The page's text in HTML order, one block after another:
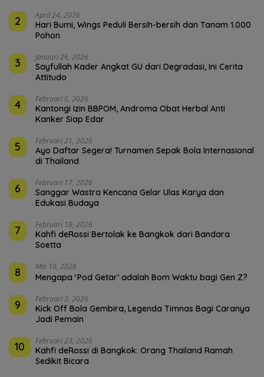
2 April 24, 2026
Hari Bumi, Wings Peduli Bersih-bersih dan Tanam 1.000
Pohon
3 Januari 26, 2026
Sayfullah Kader Angkat GU dari Degradasi, Ini Cerita
Attitudo
4 Februari 6, 2026
Kantongi Izin BBPOM, Androma Obat Herbal Anti
Kanker Siap Edar
5 Februari 21, 2026
Ayo Daftar Segera! Turnamen Sepak Bola Internasional
di Thailand
6 Februari 17, 2026
Sanggar Wastra Kencana Gelar Ulas Karya dan
Edukasi Budaya
7 Februari 18, 2026
Kahfi deRossi Bertolak ke Bangkok dari Bandara
Soetta
8 Mei 19, 2026
Mengapa ‘Pod Getar’ adalah Bom Waktu bagi Gen Z?
9 Februari 3, 2026
Kick Off Bola Gembira, Legenda Timnas Bagi Caranya
Jadi Pemain
10 Februari 23, 2026
Kahfi deRossi di Bangkok: Orang Thailand Ramah
Sedikit Bicara